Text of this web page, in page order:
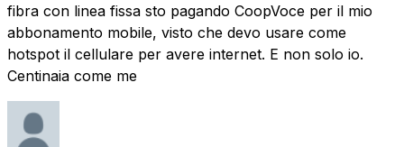
fibra con linea fissa sto pagando CoopVoce per il mio
abbonamento mobile, visto che devo usare come
hotspot il cellulare per avere internet. E non solo io.
Centinaia come me